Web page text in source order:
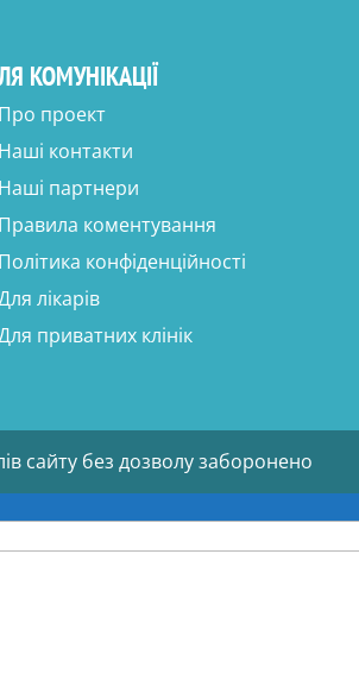
КОМУНІКАЦІЇ
Про проект
Наші контакти
Наші партнери
Правила коментування
Політика конфіденційності
лікарів
приватних клінік
сайту без дозволу заборонено